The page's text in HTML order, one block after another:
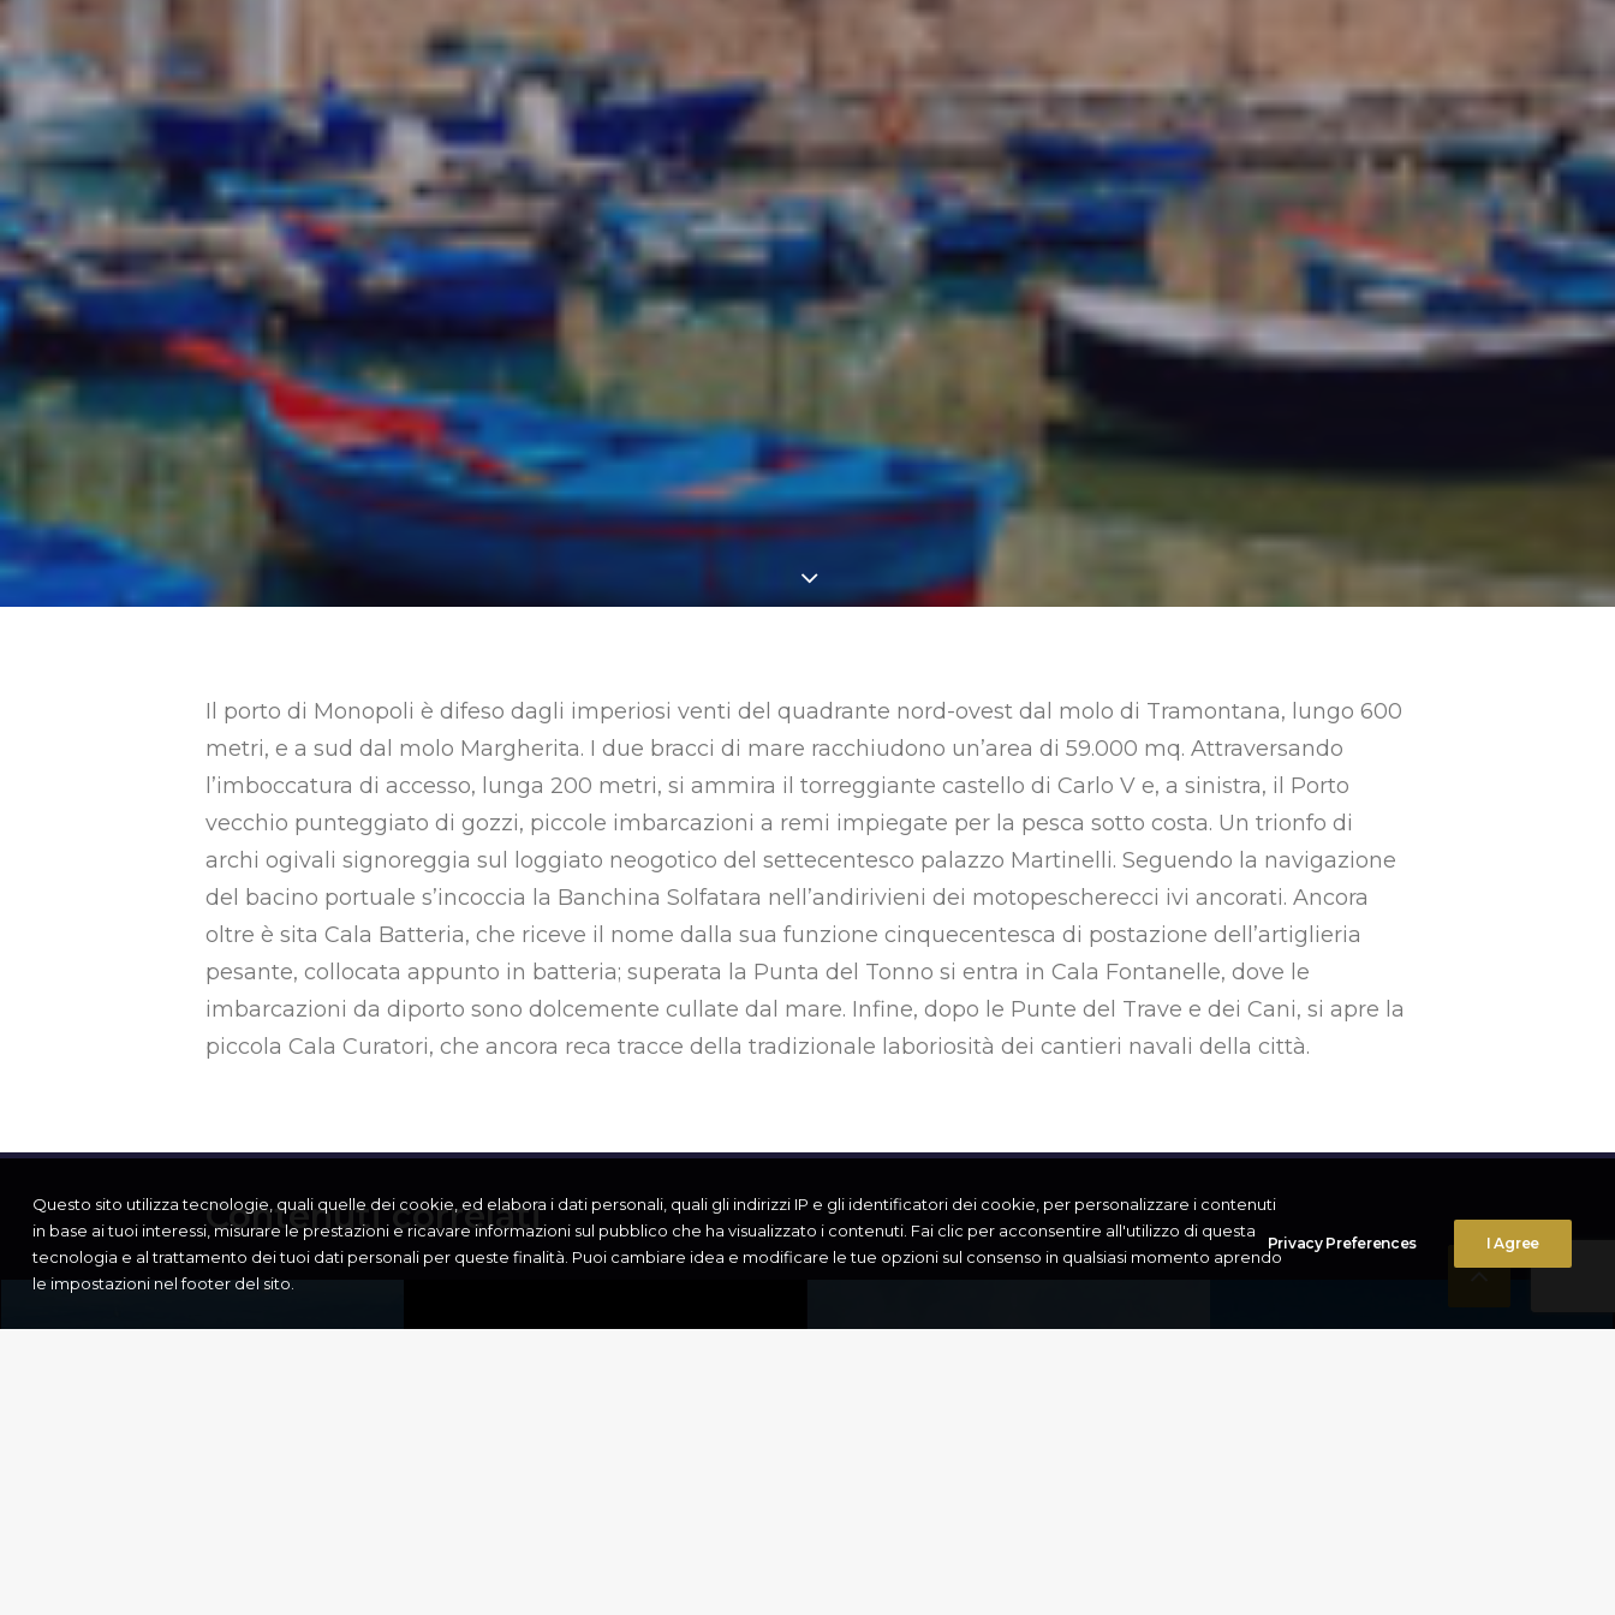
Il porto di Monopoli è difeso dagli imperiosi venti del quadrante nord-ovest dal molo di Tramontana, lungo 600
metri, e a sud dal molo Margherita. I due bracci di mare racchiudono un’area di 59.000 mq. Attraversando
l’imboccatura di accesso, lunga 200 metri, si ammira il torreggiante castello di Carlo V e, a sinistra, il Porto
vecchio punteggiato di gozzi, piccole imbarcazioni a remi impiegate per la pesca sotto costa. Un trionfo di
archi ogivali signoreggia sul loggiato neogotico del settecentesco palazzo Martinelli. Seguendo la navigazione
del bacino portuale s’incoccia la Banchina Solfatara nell’andirivieni dei motopescherecci ivi ancorati. Ancora
oltre è sita Cala Batteria, che riceve il nome dalla sua funzione cinquecentesca di postazione dell’artiglieria
pesante, collocata appunto in batteria; superata la Punta del Tonno si entra in Cala Fontanelle, dove le
imbarcazioni da diporto sono dolcemente cullate dal mare. Infine, dopo le Punte del Trave e dei Cani, si apre la
piccola Cala Curatori, che ancora reca tracce della tradizionale laboriosità dei cantieri navali della città.
Contenuti correlati
Questo sito utilizza tecnologie, quali quelle dei cookie, ed elabora i dati personali, quali gli indirizzi IP e gli identificatori dei cookie, per personalizzare i contenuti
in base ai tuoi interessi, misurare le prestazioni e ricavare informazioni sul pubblico che ha visualizzato i contenuti. Fai clic per acconsentire all'utilizzo di questa
tecnologia e al trattamento dei tuoi dati personali per queste finalità. Puoi cambiare idea e modificare le tue opzioni sul consenso in qualsiasi momento aprendo
le impostazioni nel footer del sito.
Privacy Preferences I Agree